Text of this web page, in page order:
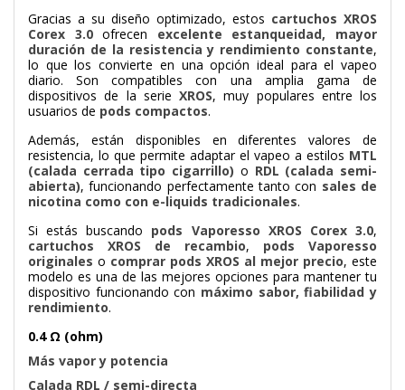
Gracias a su diseño optimizado, estos cartuchos XROS
Corex 3.0ofrecen excelente estanqueidad, mayor
duración de la resistencia y rendimiento constante,
lo que los convierte en una opción ideal para el vapeo
diario. Son compatibles con una amplia gama de
dispositivos de la serie XROS, muy populares entre los
usuarios de pods compactos.
Además, están disponibles en diferentes valores de
resistencia, lo que permite adaptar el vapeo a estilos MTL
(calada cerrada tipo cigarrillo) o RDL (calada semi-
abierta), funcionando perfectamente tanto con sales de
nicotina como con e-liquids tradicionales.
Si estás buscando pods Vaporesso XROS Corex 3.0,
cartuchos XROS de recambio, pods Vaporesso
originales o comprar pods XROS al mejor precio, este
modelo es una de las mejores opciones para mantener tu
dispositivo funcionando con máximo sabor, fiabilidad y
rendimiento.
0.4 Ω (ohm)
Más vapor y potencia
Calada RDL / semi-directa